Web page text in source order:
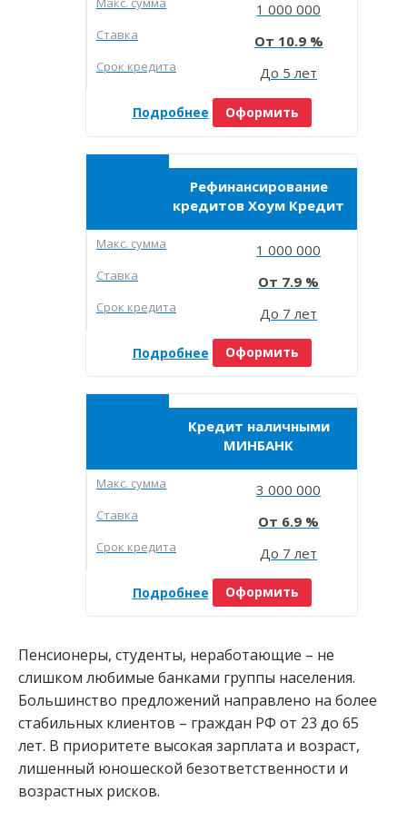
1 000 000
Ставка 10.9
Срок кредита До 5 лет
Подробнее Оформить
Рефинансирование
кредитов Хоум Кредит
Макc. сумма 1 000 000
Ставка 7.9
Срок кредита До 7 лет
Подробнее Оформить
Кредит наличными
МИНБАНК
Макc. сумма 3 000 000
Ставка 6.9
Срок кредита До 7 лет
Подробнее Оформить
Пенсионеры, студенты, неработающие – не
слишком любимые банками группы населения.
Большинство предложений направлено на более
стабильных клиентов – граждан РФ от 23 до 65
лет. В приоритете высокая зарплата и возраст,
лишенный юношеской безответственности и
возрастных рисков.